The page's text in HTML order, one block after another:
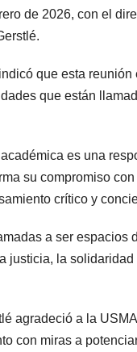
de 2026, con el
que esta
que están
es una
su compromiso
crítico y
a ser espacios
justicia, la
agradeció a la
con miras a